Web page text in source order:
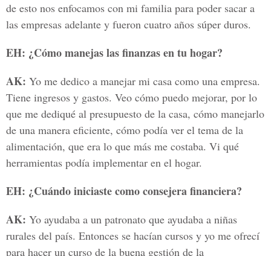
de esto nos enfocamos con mi familia para poder sacar a
las empresas adelante y fueron cuatro años súper duros.
EH: ¿Cómo manejas las finanzas en tu hogar?
AK: Yo me dedico a manejar mi casa como una empresa.
Tiene ingresos y gastos. Veo cómo puedo mejorar, por lo
que me dediqué al presupuesto de la casa, cómo manejarlo
de una manera eficiente, cómo podía ver el tema de la
alimentación, que era lo que más me costaba. Vi qué
herramientas podía implementar en el hogar.
EH: ¿Cuándo iniciaste como consejera financiera?
AK: Yo ayudaba a un patronato que ayudaba a niñas
rurales del país. Entonces se hacían cursos y yo me ofrecí
para hacer un curso de la buena gestión de la